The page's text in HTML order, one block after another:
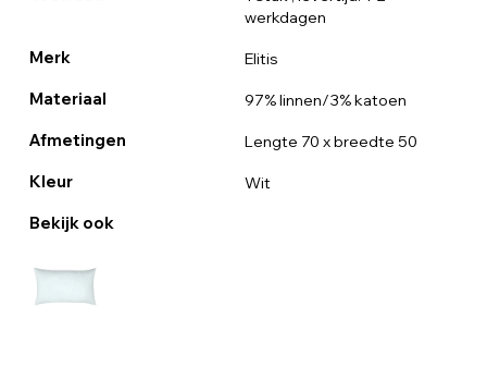
werkdagen
Merk Elitis
Materiaal 97% linnen/3% katoen
Afmetingen Lengte 70 x breedte 50
Kleur Wit
Bekijk ook